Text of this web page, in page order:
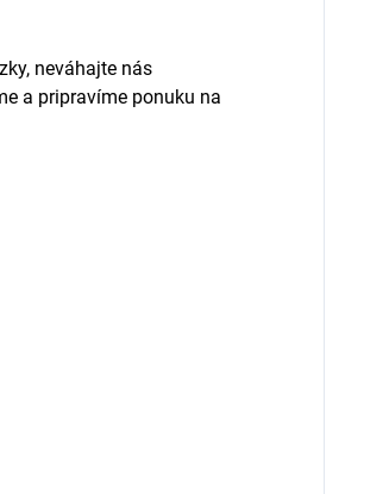
neváhajte nás
a pripravíme ponuku na